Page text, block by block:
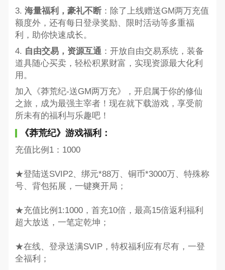
3. 海量福利，豪礼不断：除了上线赠送GM两万充值
额度外，还有每日登录奖励、限时活动等多重福
利，助你快速成长。
4. 自由交易，资源互通：开放自由交易系统，装备
道具随心买卖，轻松积累财富，实现资源最大化利
用。
加入《莽荒纪-送GM两万充》，开启属于你的修仙
之旅，成为最强主宰者！现在就下载游戏，享受前
所未有的福利与乐趣吧！
《莽荒纪》游戏福利：
充值比例1：1000
★登陆送SVIP2、绑元*88万、铜币*3000万、特殊称
号、背包拓展，一键爽开局；
★充值比例1:1000，首充10倍，最高15倍返利福利
超大放送，一笔定乾坤；
★在线、登录送满SVIP，特权福利应有尽有，一登
全福利；